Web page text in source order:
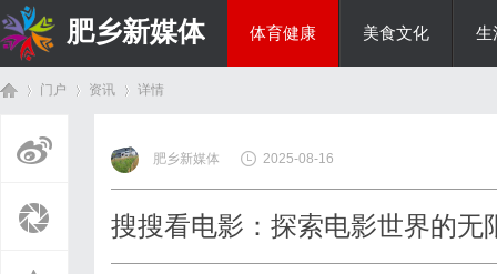
肥乡新媒体 体育健康 美食文化 生
门户 资讯
›
详情
肥乡新媒体 2025-08-16
搜搜看电影：探索电影世界的无